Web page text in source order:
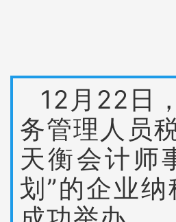
12月22日
务管理人员
天衡会计师
划”的企业